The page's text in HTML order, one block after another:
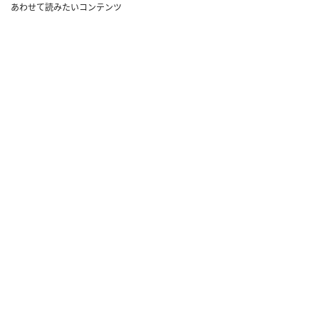
あわせて読みたいコンテンツ